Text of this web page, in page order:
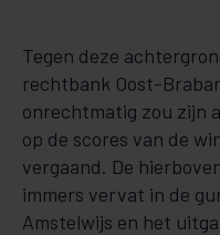
Tegen deze
rechtbank Oost-
onrechtmatig zou zijn
op de scores van de
vergaand. De
immers vervat in de
Amstelwijs en het